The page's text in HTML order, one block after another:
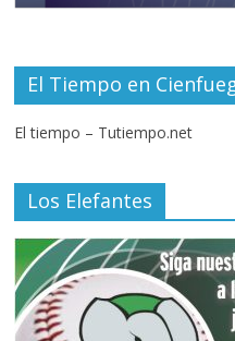
El Tiempo en
El tiempo – Tutiempo.net
Los Elefantes